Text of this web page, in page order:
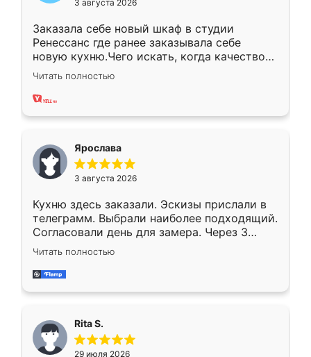
3 августа 2026
Заказала себе новый шкаф в студии
Ренессанс где ранее заказывала себе
новую кухню.Чего искать, когда качеством
вполне довольна. Служит кухня уже почти
два года, нареканий нет.
Читать полностью
Ярослава
3 августа 2026
Кухню здесь заказали. Эскизы прислали в
телеграмм. Выбрали наиболее подходящий.
Согласовали день для замера. Через 3
недели кухня была уже готова. Остались
довольны работой. Спасибо Ренессанс
мебель за качественную работу!
Читать полностью
Rita S.
29 июля 2026